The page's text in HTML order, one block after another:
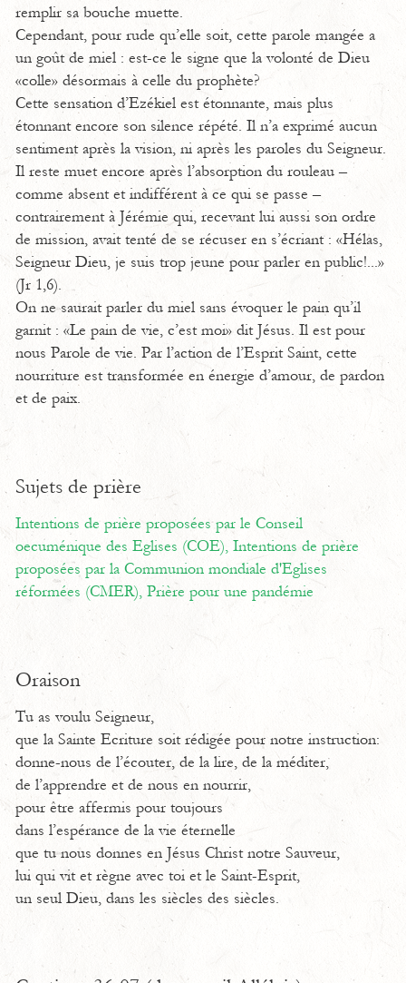
remplir sa bouche muette.
Cependant, pour rude qu’elle soit, cette parole mangée a
un goût de miel : est-ce le signe que la volonté de Dieu
«colle» désormais à celle du prophète?
Cette sensation d’Ezékiel est étonnante, mais plus
étonnant encore son silence répété. Il n’a exprimé aucun
sentiment après la vision, ni après les paroles du Seigneur.
Il reste muet encore après l’absorption du rouleau –
comme absent et indifférent à ce qui se passe –
contrairement à Jérémie qui, recevant lui aussi son ordre
de mission, avait tenté de se récuser en s’écriant : «Hélas,
Seigneur Dieu, je suis trop jeune pour parler en public!...»
(Jr 1,6).
On ne saurait parler du miel sans évoquer le pain qu’il
garnit : «Le pain de vie, c’est moi» dit Jésus. Il est pour
nous Parole de vie. Par l’action de l’Esprit Saint, cette
nourriture est transformée en énergie d’amour, de pardon
et de paix.
Sujets de prière
Intentions de prière proposées par le Conseil
oecuménique des Eglises (COE), Intentions de prière
proposées par la Communion mondiale d'Eglises
réformées (CMER), Prière pour une pandémie
Oraison
Tu as voulu Seigneur,
que la Sainte Ecriture soit rédigée pour notre instruction:
donne-nous de l’écouter, de la lire, de la méditer,
de l’apprendre et de nous en nourrir,
pour être affermis pour toujours
dans l’espérance de la vie éternelle
que tu nous donnes en Jésus Christ notre Sauveur,
lui qui vit et règne avec toi et le Saint-Esprit,
un seul Dieu, dans les siècles des siècles.